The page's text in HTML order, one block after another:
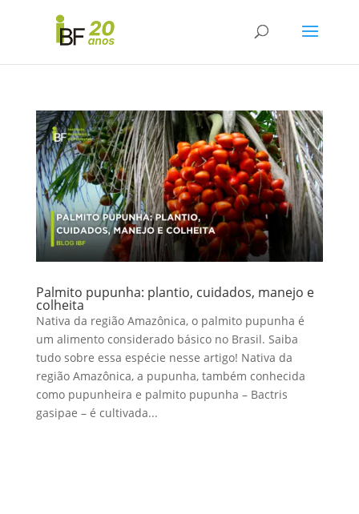
Palmito pupunha: plantio, cuidados, manejo e
colheita
Nativa da região Amazônica, o palmito pupunha é
um alimento considerado básico no Brasil. Saiba
tudo sobre essa espécie nesse artigo! Nativa da
região Amazônica, a pupunha, também conhecida
como pupunheira e palmito pupunha – Bactris
gasipae – é cultivada...